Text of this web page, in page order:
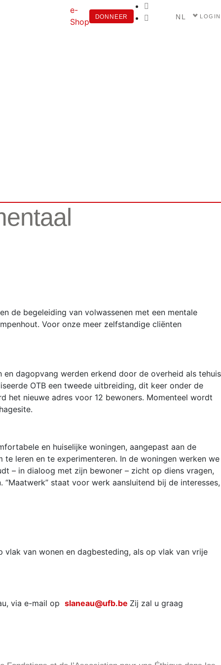
e-
Shop
DONNEER NL LOGIN
de begeleiding van volwassenen met een mentale
Voor onze meer zelfstandige cliënten
dagopvang werden erkend door de overheid als tehuis
OTB een tweede uitbreiding, dit keer onder de
het nieuwe adres voor 12 bewoners. Momenteel wordt
en huiselijke woningen, aangepast aan de
leren en te experimenteren. In de woningen werken we
– in dialoog met zijn bewoner – zicht op diens vragen,
staat voor werk aansluitend bij de interesses,
van wonen en dagbesteding, als op vlak van vrije
via e-mail op slaneau@ufb.be Zij zal u graag